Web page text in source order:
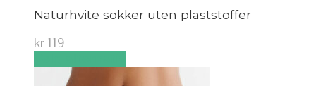
Naturhvite sokker uten plaststoffer
kr 119